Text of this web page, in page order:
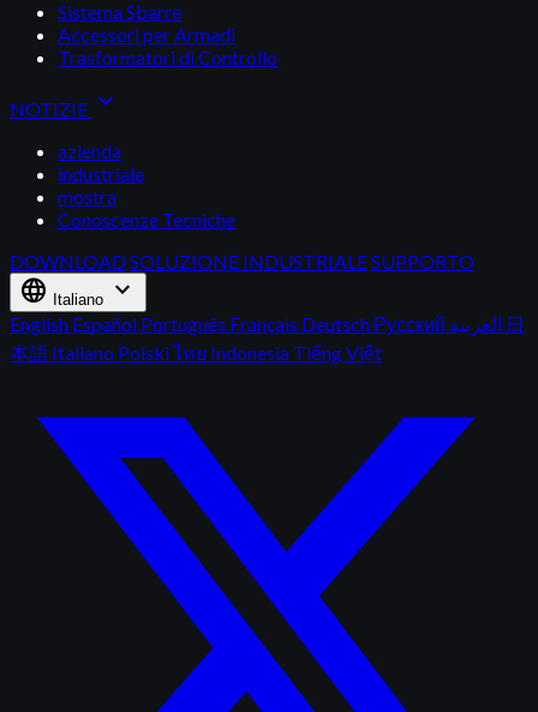
Sistema Sbarre
Accessori per Armadi
Trasformatori di Controllo
NOTIZIE expand_more
azienda
industriale
mostra
Conoscenze Tecniche
DOWNLOADSOLUZIONE INDUSTRIALESUPPORTO
language Italiano expand_more
English Español Português Français Deutsch Русский
日
本語 Italiano Polskiไทย Indonesia Tiếng Việt